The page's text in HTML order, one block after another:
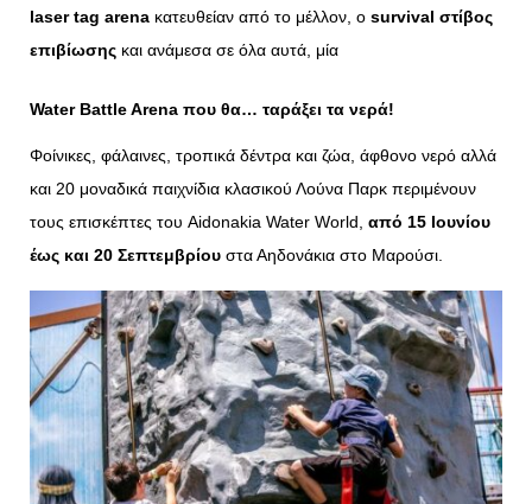
laser tag arena κατευθείαν από το μέλλον, ο survival στίβος
επιβίωσης και ανάμεσα σε όλα αυτά, μία
Water Battle Arena που θα… ταράξει τα νερά!
Φοίνικες, φάλαινες, τροπικά δέντρα και ζώα, άφθονο νερό αλλά
και 20 μοναδικά παιχνίδια κλασικού Λούνα Παρκ περιμένουν
τους επισκέπτες του Aidonakia Water World, από 15 Ιουνίου
έως και 20 Σεπτεμβρίου στα Αηδονάκια στο Μαρούσι.